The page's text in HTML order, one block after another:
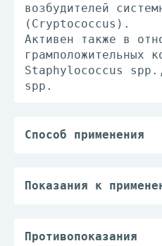
возбудителей
(Cryptococcus).
Активен также в
грамположительных
Staphylococcus
spp.
Способ применения
сутки в течение 2-4
Показания к
отрубевидный лишай,
Противопоказания